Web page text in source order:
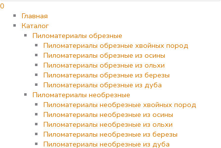
0
Главная
Каталог
Пиломатериалы обрезные
Пиломатериалы обрезные хвойных пород
Пиломатериалы обрезные из осины
Пиломатериалы обрезные из ольхи
Пиломатериалы обрезные из березы
Пиломатериалы обрезные из дуба
Пиломатериалы необрезные
Пиломатериалы необрезные хвойных пород
Пиломатериалы необрезные из осины
Пиломатериалы необрезные из ольхи
Пиломатериалы необрезные из березы
Пиломатериалы необрезные из дуба